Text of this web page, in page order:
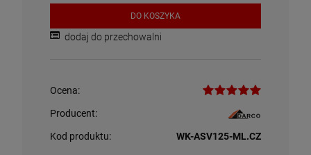
DO KOSZYKA
dodaj do przechowalni
Ocena:
Producent:
Kod produktu: WK-ASV125-ML.CZ